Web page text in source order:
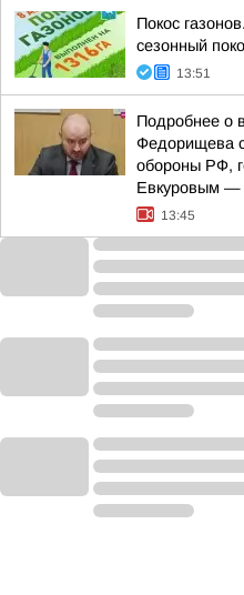
Покос
сезонный
13:51
Подробнее о
Федорищева
обороны РФ,
Евкуровым —
13:45